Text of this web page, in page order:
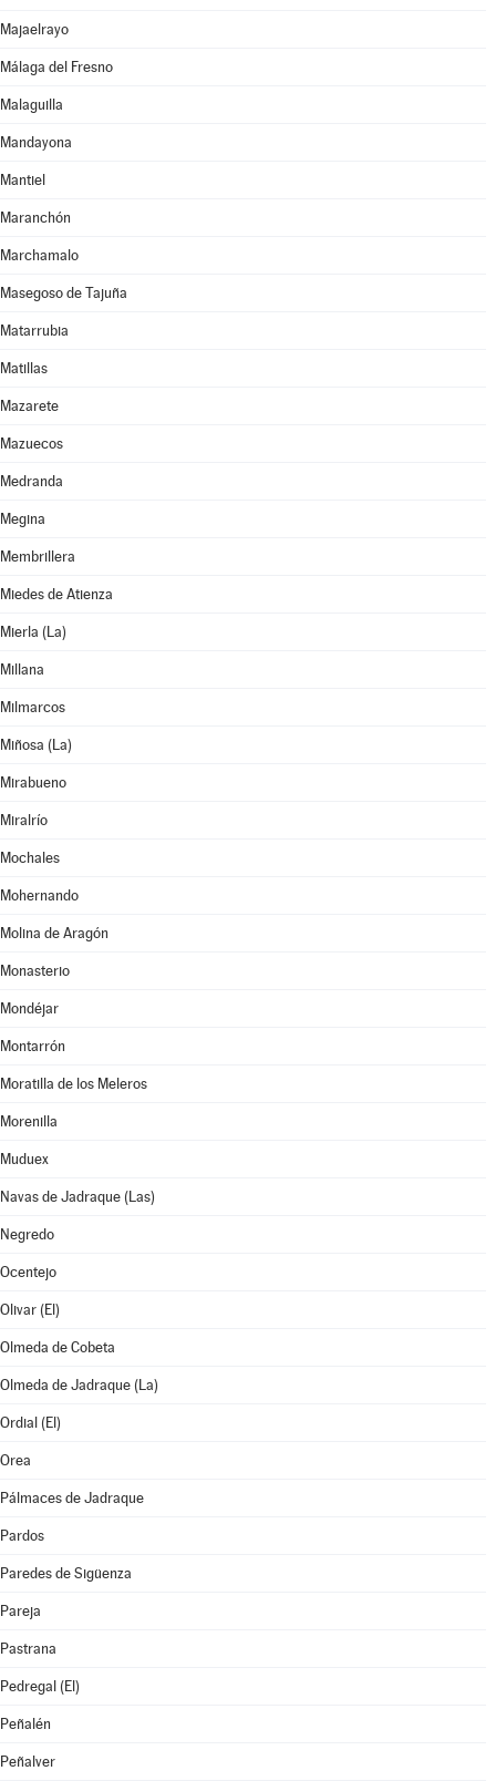
Majaelrayo
Málaga del Fresno
Malaguilla
Mandayona
Mantiel
Maranchón
Marchamalo
Masegoso de Tajuña
Matarrubia
Matillas
Mazarete
Mazuecos
Medranda
Megina
Membrillera
Miedes de Atienza
Mierla (La)
Millana
Milmarcos
Miñosa (La)
Mirabueno
Miralrío
Mochales
Mohernando
Molina de Aragón
Monasterio
Mondéjar
Montarrón
Moratilla de los Meleros
Morenilla
Muduex
Navas de Jadraque (Las)
Negredo
Ocentejo
Olivar (El)
Olmeda de Cobeta
Olmeda de Jadraque (La)
Ordial (El)
Orea
Pálmaces de Jadraque
Pardos
Paredes de Sigüenza
Pareja
Pastrana
Pedregal (El)
Peñalén
Peñalver